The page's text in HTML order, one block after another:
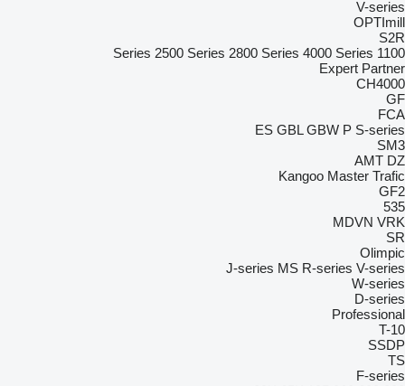
V-series
OPTImill
S2R
1100 Series
2500 Series 2800 Series 4000 Series
Expert Partner
CH4000
GF
FCA
ES GBL GBW P S-series
SM3
AMT DZ
Kangoo Master Trafic
GF2
535
MDVN VRK
SR
Olimpic
J-series MS R-series V-series
W-series
D-series
Professional
T-10
SSDP
TS
F-series